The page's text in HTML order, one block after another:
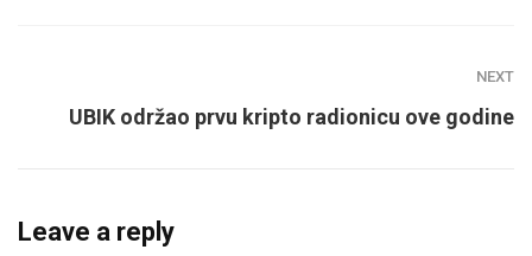
NEXT
UBIK održao prvu kripto radionicu ove godine
Leave a reply